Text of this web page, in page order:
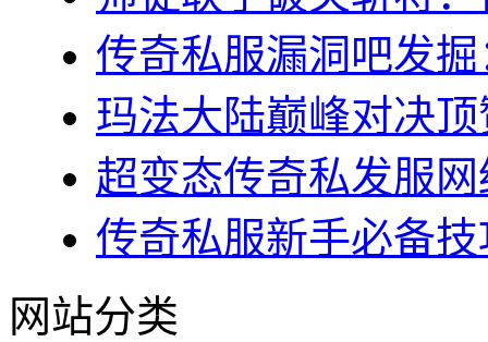
传奇私服漏洞吧发
玛法大陆巅峰对决
超变态传奇私发服
传奇私服新手必备
网站分类